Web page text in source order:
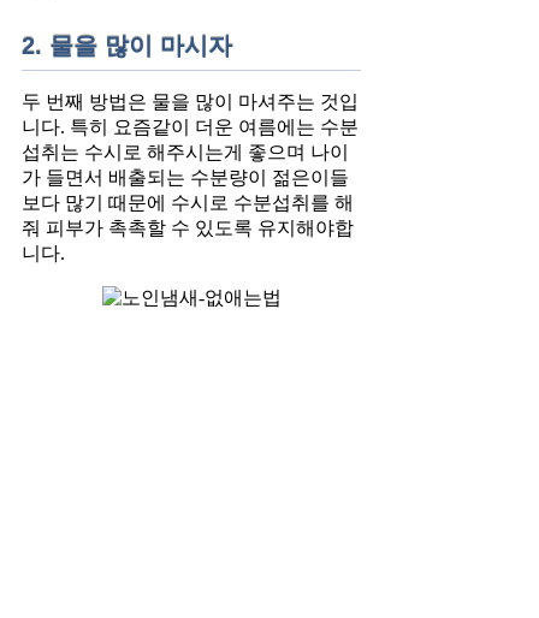
2. 물을 많이 마시자
두 번째 방법은 물을 많이 마셔주는 것입
니다. 특히 요즘같이 더운 여름에는 수분
섭취는 수시로 해주시는게 좋으며 나이
가 들면서 배출되는 수분량이 젊은이들
보다 많기 때문에 수시로 수분섭취를 해
줘 피부가 촉촉할 수 있도록 유지해야합
니다.